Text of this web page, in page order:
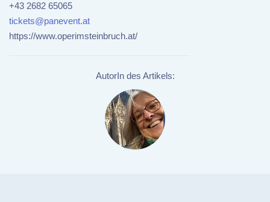
+43 2682 65065
tickets@panevent.at
https://www.operimsteinbruch.at/
AutorIn des Artikels: